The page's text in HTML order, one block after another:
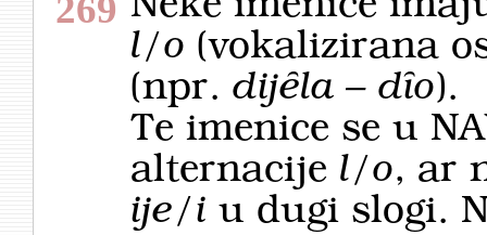
269
l/o (vokalizirana
(npr. dijȇla – dȋo).
Te imenice se u
alternacije l/o, ar
ije/i u dugi slogi.